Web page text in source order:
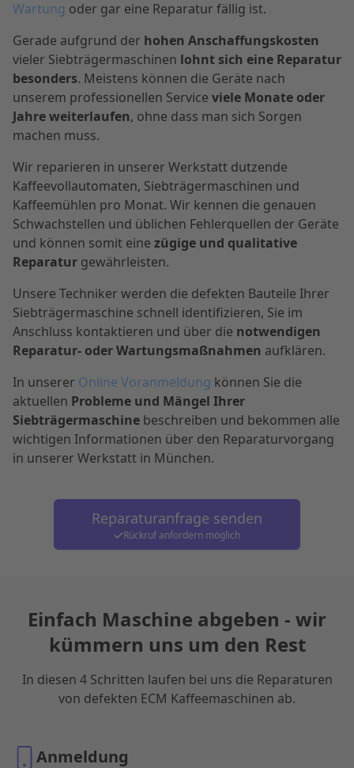
Wartung oder gar eine Reparatur fällig ist.
Gerade aufgrund der hohen Anschaffungskosten
vieler Siebträgermaschinen lohnt sich eine Reparatur
besonders. Meistens können die Geräte nach
unserem professionellen Service viele Monate oder
Jahre weiterlaufen, ohne dass man sich Sorgen
machen muss.
Wir reparieren in unserer Werkstatt dutzende
Kaffeevollautomaten, Siebträgermaschinen und
Kaffeemühlen pro Monat. Wir kennen die genauen
Schwachstellen und üblichen Fehlerquellen der Geräte
und können somit eine zügige und qualitative
Reparatur gewährleisten.
Unsere Techniker werden die defekten Bauteile Ihrer
Siebträgermaschine schnell identifizieren, Sie im
Anschluss kontaktieren und über die notwendigen
Reparatur- oder Wartungsmaßnahmen aufklären.
In unserer Online Voranmeldung können Sie die
aktuellen Probleme und Mängel Ihrer
Siebträgermaschine beschreiben und bekommen alle
wichtigen Informationen über den Reparaturvorgang
in unserer Werkstatt in München.
Reparaturanfrage senden
Rückruf anfordern möglich
Einfach Maschine abgeben - wir
kümmern uns um den Rest
In diesen 4 Schritten laufen bei uns die Reparaturen
von defekten ECM Kaffeemaschinen ab.
Anmeldung